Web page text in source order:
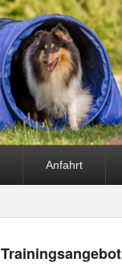
Anfahrt
Trainingsangebot